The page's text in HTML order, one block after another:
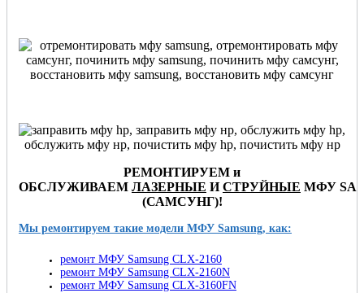
РЕМОНТИРУЕМ и
ОБСЛУЖИВАЕМ ЛАЗЕРНЫЕ ИСТРУЙНЫЕ МФУ
(САМСУНГ)!
Мы ремонтируем такие модели МФУ Samsung, как:
ремонт МФУ Samsung CLX-2160
ремонт МФУ Samsung CLX-2160N
ремонт МФУ Samsung CLX-3160FN